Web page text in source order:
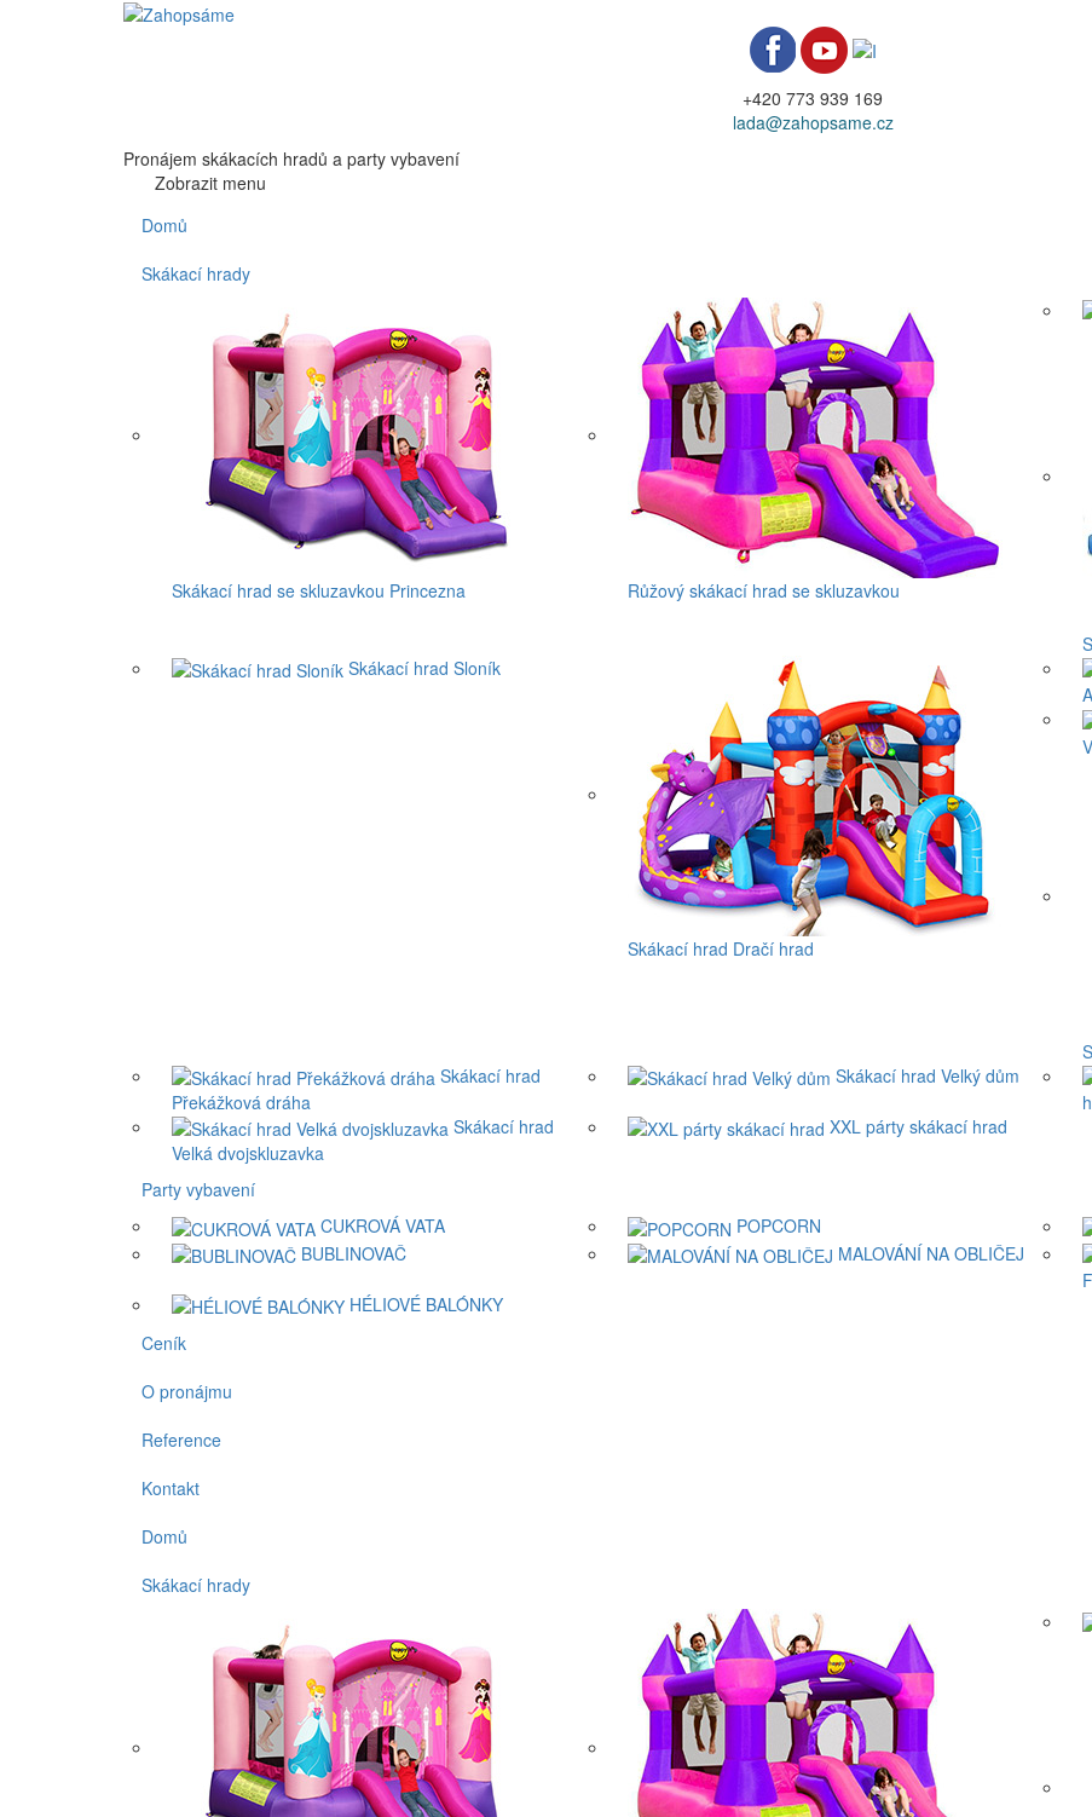
+420 773 939 169
lada@zahopsame.cz
Pronájem skákacích hradů a party vybavení
Zobrazit menu
Domů
Skákací hrady
Skákací hrad se skluzavkou Princezna Růžový skákací hrad se skluzavkou
Skákací hrad Sloník
Skákací hrad Dračí hrad
Skákací hrad
Překážková dráha
Skákací hrad Velký dům
Skákací hrad
Velká dvojskluzavka
XXL párty skákací hrad
Party vybavení
CUKROVÁ VATA
POPCORN
BUBLINOVAČ
MALOVÁNÍ NA OBLIČEJ
HÉLIOVÉ BALÓNKY
Ceník
O pronájmu
Reference
Kontakt
Domů
Skákací hrady